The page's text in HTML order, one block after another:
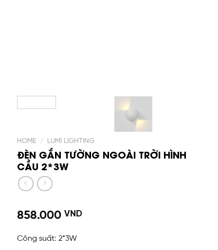
HOME / LUMI LIGHTING
ĐÈN GẮN TƯỜNG NGOÀI TRỜI HÌNH
CẦU 2*3W
858.000 VND
Công suất: 2*3W